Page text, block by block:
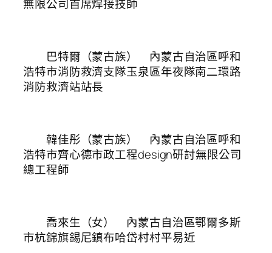
無限公司首席焊接技師
巴特爾（蒙古族） 內蒙古自治區呼和
浩特市消防救濟支隊玉泉區年夜隊南二環路
消防救濟站站長
韓佳彤（蒙古族） 內蒙古自治區呼和
浩特市齊心德市政工程design研討無限公司
總工程師
喬來生（女） 內蒙古自治區鄂爾多斯
市杭錦旗錫尼鎮布哈岱村村平易近